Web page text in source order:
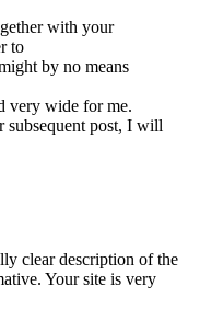
with your
to
by no means
very wide for me.
post, I will
clear description of the
Your site is very